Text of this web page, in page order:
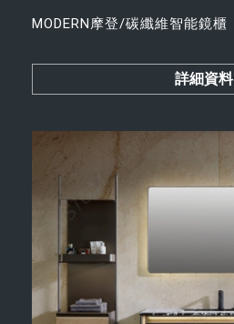
MODERN摩登/碳纖維智能鏡櫃
詳細資料